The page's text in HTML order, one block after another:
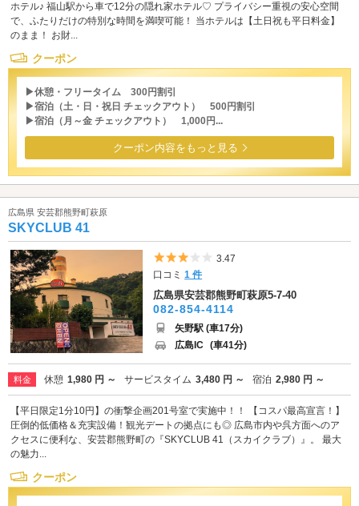
ホテル♪ 福山駅から車で12分の隠れ家ホテル♡ プライバシー重視の安心空間
で、ふたりだけの特別な時間を満喫可能！ 当ホテルは【土日祝も平日料金】
のまま！ お財...
クーポン
▶休憩・フリータイム 300円割引
▶宿泊（土・日・祝日 チェックアウト） 500円割引
▶宿泊（月～金 チェックアウト） 1,000円...
クーポン内容をもっと見る
広島県 安芸郡熊野町萩原
SKYCLUB 41
5つ星のうち3
3.47
口コミ1 件
広島県安芸郡熊野町萩原5-7-40
082-854-4114
矢野駅 (車17分)
広島IC (車41分)
料金 休憩 1,980 円 ～ サービスタイム 3,480 円 ～ 宿泊 2,980 円 ～
【平日限定1分10円】の衝撃企画201号室で実施中！！ 【コスパ最高宣言！】
圧倒的低価格＆充実設備！観光デートの拠点にも◎ 広島市内や呉方面へのア
クセスに便利な、安芸郡熊野町の『SKYCLUB 41（スカイクラブ）』。 最大
の魅力...
クーポン